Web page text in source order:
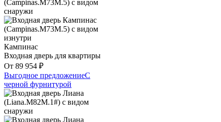
Кампинас
Входная дверь для квартиры
От 89 954 ₽
Выгодное предложениеС
черной фурнитурой